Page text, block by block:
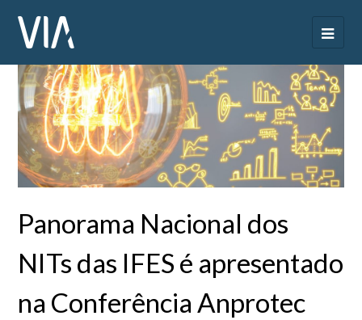
Panorama Nacional dos
NITs das IFES é apresentado
na Conferência Anprotec